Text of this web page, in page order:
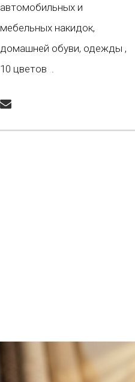
автомобильных и
мебельных накидок,
домашней обуви, одежды ,
10 цветов .